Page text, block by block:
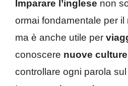
Imparare l’inglese non
ormai fondamentale per
ma è anche utile per
conoscere nuove culture
controllare ogni parola